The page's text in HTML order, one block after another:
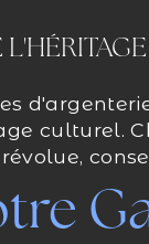
L'HÉRITAGE
culturel.